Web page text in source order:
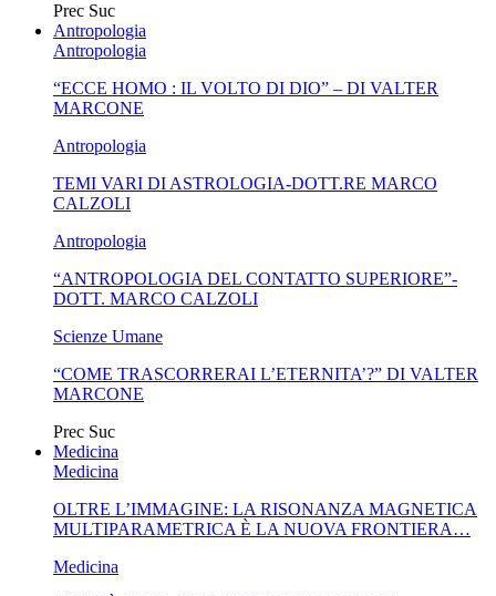
Prec Suc
Antropologia
Antropologia
“ECCE HOMO : IL VOLTO DI DIO” – DI VALTER
MARCONE
Antropologia
TEMI VARI DI ASTROLOGIA-DOTT.RE MARCO
CALZOLI
Antropologia
“ANTROPOLOGIA DEL CONTATTO SUPERIORE”-
DOTT. MARCO CALZOLI
Scienze Umane
“COME TRASCORRERAI L’ETERNITA’?” DI VALTER
MARCONE
Prec Suc
Medicina
Medicina
OLTRE L’IMMAGINE: LA RISONANZA MAGNETICA
MULTIPARAMETRICA È LA NUOVA FRONTIERA…
Medicina